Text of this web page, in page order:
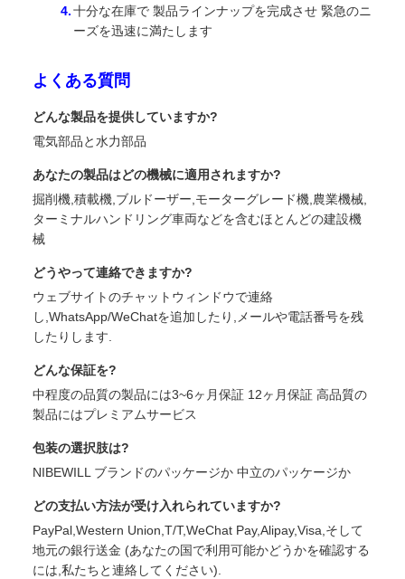
十分な在庫で 製品ラインナップを完成させ 緊急のニ
ーズを迅速に満たします
よくある質問
どんな製品を提供していますか?
電気部品と水力部品
あなたの製品はどの機械に適用されますか?
掘削機,積載機,ブルドーザー,モーターグレード機,農業機械,
ターミナルハンドリング車両などを含むほとんどの建設機
械
どうやって連絡できますか?
ウェブサイトのチャットウィンドウで連絡
し,WhatsApp/WeChatを追加したり,メールや電話番号を残
したりします.
どんな保証を?
中程度の品質の製品には3~6ヶ月保証 12ヶ月保証 高品質の
製品にはプレミアムサービス
包装の選択肢は?
NIBEWILL ブランドのパッケージか 中立のパッケージか
どの支払い方法が受け入れられていますか?
PayPal,Western Union,T/T,WeChat Pay,Alipay,Visa,そして
地元の銀行送金 (あなたの国で利用可能かどうかを確認する
には,私たちと連絡してください).